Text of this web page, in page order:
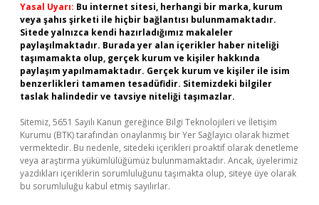
Yasal Uyarı: Bu internet sitesi, herhangi bir marka, kurum
veya şahıs şirketi ile hiçbir bağlantısı bulunmamaktadır.
Sitede yalnızca kendi hazırladığımız makaleler
paylaşılmaktadır. Burada yer alan içerikler haber niteliği
taşımamakta olup, gerçek kurum ve kişiler hakkında
paylaşım yapılmamaktadır. Gerçek kurum ve kişiler ile isim
benzerlikleri tamamen tesadüfidir. Sitemizdeki bilgiler
taslak halindedir ve tavsiye niteliği taşımazlar.
Sitemiz, 5651 Sayılı Kanun gereğince Bilgi Teknolojileri ve İletişim
Kurumu (BTK) tarafından onaylanmış bir Yer Sağlayıcı olarak hizmet
vermektedir. Bu nedenle, sitedeki içerikleri proaktif olarak denetleme
veya araştırma yükümlülüğümüz bulunmamaktadır. Ancak, üyelerimiz
yazdıkları içeriklerin sorumluluğunu taşımakta olup, siteye üye olarak
bu sorumluluğu kabul etmiş sayılırlar.